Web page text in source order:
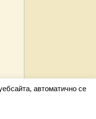
автоматично се